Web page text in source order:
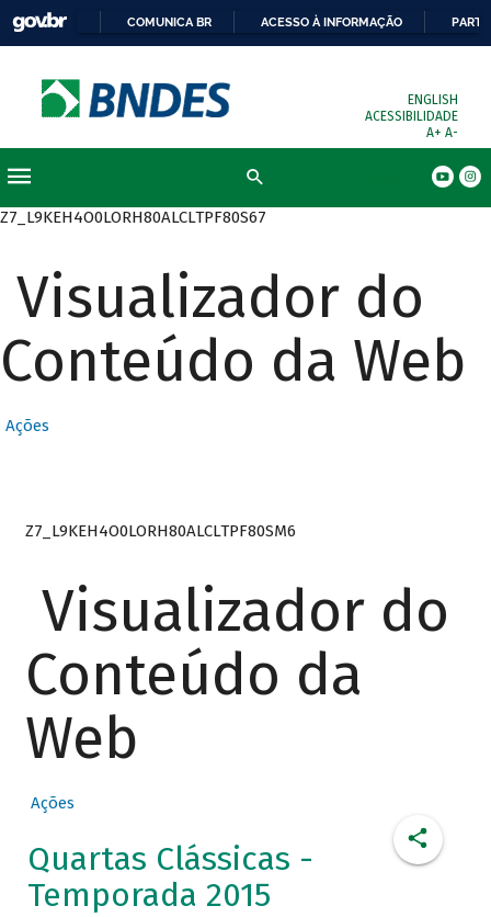
COMUNICA BR ACESSO À INFORMAÇÃO
ENGLISH
ACESSIBILIDADE
A+ A-
Z7_L9KEH4O0LORH80ALCLTPF80S67
Visualizador do
Conteúdo da Web
Ações
Z7_L9KEH4O0LORH80ALCLTPF80SM6
Visualizador do
Conteúdo da
Web
Ações
Quartas Clássicas -
Temporada 2015